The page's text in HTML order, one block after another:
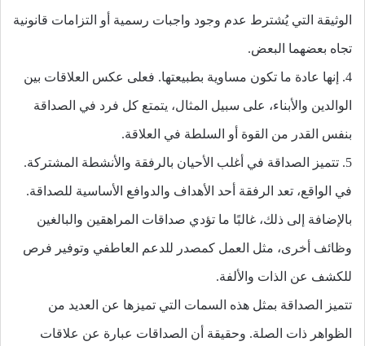
الوثيقة التي يُشترط عدم وجود واجبات رسمية أو التزامات قانونية
تجاه بعضهما البعض.
4. إنها عادة ما تكون مساوية بطبيعتها. فعلى عكس العلاقات بين
الوالدين والأبناء، على سبيل المثال، يتمتع كل فرد في الصداقة
بنفس القدر من القوة أو السلطة في العلاقة.
5. تتميز الصداقة في أغلب الأحيان بالرفقة والأنشطة المشتركة.
في الواقع، تعد الرفقة أحد الأهداف والدوافع الأساسية للصداقة.
بالإضافة إلى ذلك، غالبًا ما تؤدي صداقات المراهقين والبالغين
وظائف أخرى، مثل العمل كمصدر للدعم العاطفي وتوفير فرص
للكشف عن الذات والألفة.
تتميز الصداقة بمثل هذه السمات التي تميزها عن العديد من
الظواهر ذات الصلة. وحقيقة أن الصداقات عبارة عن علاقات